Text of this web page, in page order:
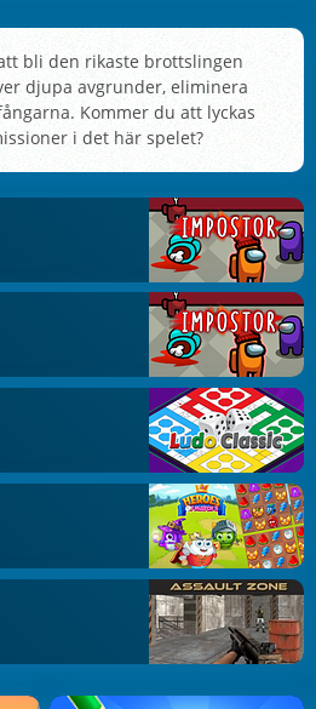
bli den rikaste brottslingen
djupa avgrunder, eliminera
Kommer du att lyckas
i det här spelet?